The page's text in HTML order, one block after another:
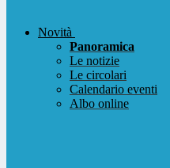
Novità
Panoramica
Le notizie
Le circolari
Calendario eventi
Albo online